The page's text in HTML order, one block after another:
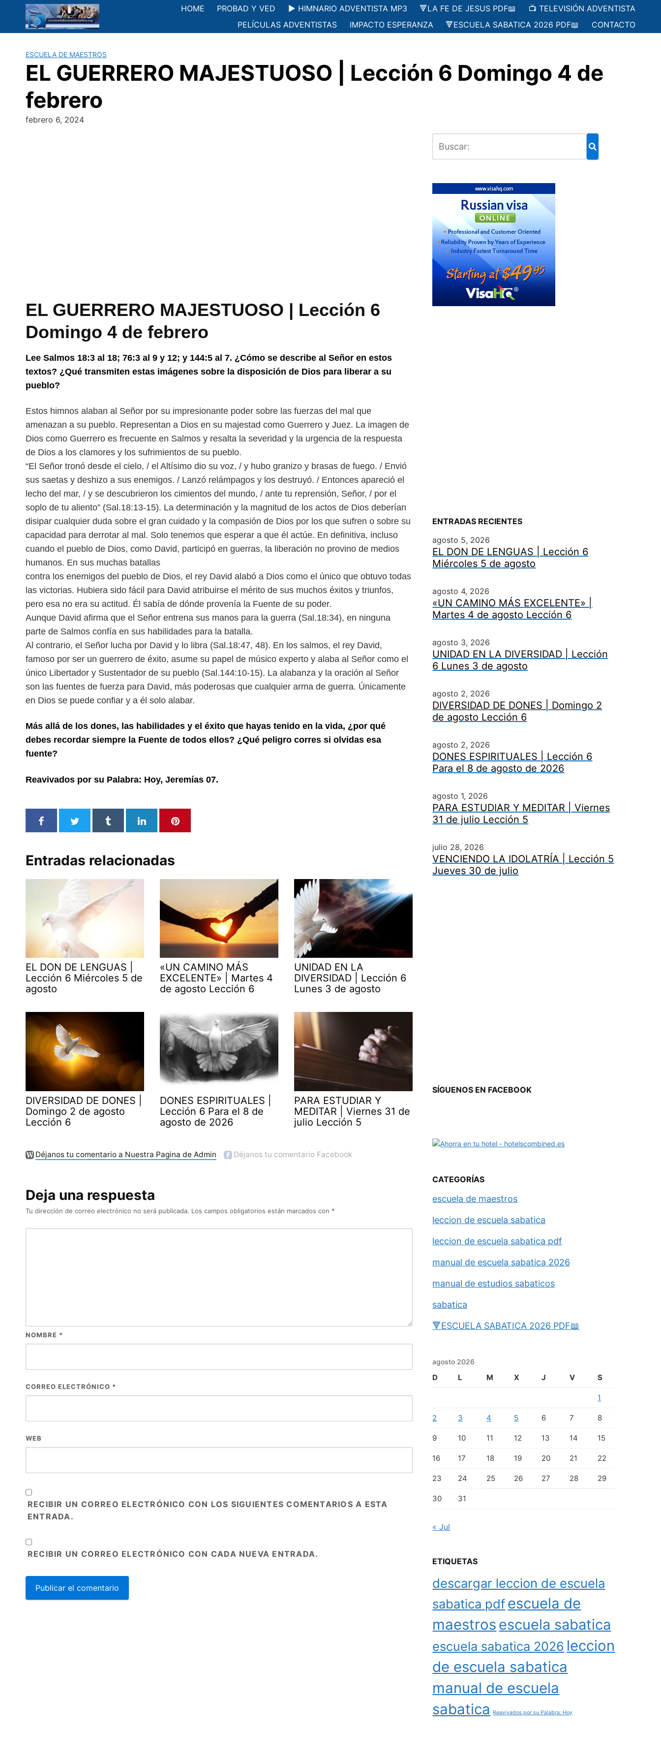
contenido
HOME PROBAD Y VED ▶️ HIMNARIO ADVENTISTA MP3 🔻LA FE DE JESUS PDF📖
📺 TELEVISIÓN ADVENTISTA
PELÍCULAS ADVENTISTAS
IMPACTO ESPERANZA 🔻ESCUELA SABATICA 2026 PDF📖 CONTACTO
ESCUELA DE MAESTROS
EL GUERRERO MAJESTUOSO | Lección 6 Domingo 4 de
febrero
febrero 6, 2024
EL GUERRERO MAJESTUOSO | Lección 6
Domingo 4 de febrero
Lee Salmos 18:3 al 18; 76:3 al 9 y 12; y 144:5 al 7. ¿Cómo se describe al Señor en estos
textos? ¿Qué transmiten estas imágenes sobre la disposición de Dios para liberar a su
pueblo?
Estos himnos alaban al Señor por su impresionante poder sobre las fuerzas del mal que
amenazan a su pueblo. Representan a Dios en su majestad como Guerrero y Juez. La imagen de
Dios como Guerrero es frecuente en Salmos y resalta la severidad y la urgencia de la respuesta
de Dios a los clamores y los sufrimientos de su pueblo.
“El Señor tronó desde el cielo, / el Altísimo dio su voz, / y hubo granizo y brasas de fuego. / Envió
sus saetas y deshizo a sus enemigos. / Lanzó relámpagos y los destruyó. / Entonces apareció el
lecho del mar, / y se descubrieron los cimientos del mundo, / ante tu reprensión, Señor, / por el
soplo de tu aliento” (Sal.18:13-15). La determinación y la magnitud de los actos de Dios deberían
disipar cual quier duda sobre el gran cuidado y la compasión de Dios por los que sufren o sobre su
capacidad para derrotar al mal. Solo tenemos que esperar a que él actúe. En definitiva, incluso
cuando el pueblo de Dios, como David, participó en guerras, la liberación no provino de medios
humanos. En sus muchas batallas
contra los enemigos del pueblo de Dios, el rey David alabó a Dios como el único que obtuvo todas
las victorias. Hubiera sido fácil para David atribuirse el mérito de sus muchos éxitos y triunfos,
pero esa no era su actitud. Él sabía de dónde provenía la Fuente de su poder.
Aunque David afirma que el Señor entrena sus manos para la guerra (Sal.18:34), en ninguna
parte de Salmos confía en sus habilidades para la batalla.
Al contrario, el Señor lucha por David y lo libra (Sal.18:47, 48). En los salmos, el rey David,
famoso por ser un guerrero de éxito, asume su papel de músico experto y alaba al Señor como el
único Libertador y Sustentador de su pueblo (Sal.144:10-15). La alabanza y la oración al Señor
son las fuentes de fuerza para David, más poderosas que cualquier arma de guerra. Únicamente
en Dios se puede confiar y a él solo alabar.
Más allá de los dones, las habilidades y el éxito que hayas tenido en la vida, ¿por qué
debes recordar siempre la Fuente de todos ellos? ¿Qué peligro corres si olvidas esa
fuente?
Reavivados por su Palabra: Hoy, Jeremías 07.
Entradas relacionadas
EL DON DE LENGUAS |
Lección 6 Miércoles 5 de
agosto
«UN CAMINO MÁS
EXCELENTE» | Martes 4
de agosto Lección 6
UNIDAD EN LA
DIVERSIDAD | Lección 6
Lunes 3 de agosto
DIVERSIDAD DE DONES |
Domingo 2 de agosto
Lección 6
DONES ESPIRITUALES |
Lección 6 Para el 8 de
agosto de 2026
PARA ESTUDIAR Y
MEDITAR | Viernes 31 de
julio Lección 5
Déjanos tu comentario a Nuestra Pagina de Admin Déjanos tu comentario Facebook
Deja una respuesta
Tu dirección de correo electrónico no será publicada. Los campos obligatorios están marcados con *
NOMBRE *
CORREO ELECTRÓNICO *
WEB
RECIBIR UN CORREO ELECTRÓNICO CON LOS SIGUIENTES COMENTARIOS A ESTA
ENTRADA.
RECIBIR UN CORREO ELECTRÓNICO CON CADA NUEVA ENTRADA.
ENTRADAS RECIENTES
agosto 5, 2026
EL DON DE LENGUAS | Lección 6
Miércoles 5 de agosto
agosto 4, 2026
«UN CAMINO MÁS EXCELENTE» |
Martes 4 de agosto Lección 6
agosto 3, 2026
UNIDAD EN LA DIVERSIDAD | Lección
6 Lunes 3 de agosto
agosto 2, 2026
DIVERSIDAD DE DONES | Domingo 2
de agosto Lección 6
agosto 2, 2026
DONES ESPIRITUALES | Lección 6
Para el 8 de agosto de 2026
agosto 1, 2026
PARA ESTUDIAR Y MEDITAR | Viernes
31 de julio Lección 5
julio 28, 2026
VENCIENDO LA IDOLATRÍA | Lección 5
Jueves 30 de julio
SÍGUENOS EN FACEBOOK
CATEGORÍAS
escuela de maestros
leccion de escuela sabatica
leccion de escuela sabatica pdf
manual de escuela sabatica 2026
manual de estudios sabaticos
sabatica
🔻ESCUELA SABATICA 2026 PDF📖
agosto 2026
D L M X J V S
1
2 3 4 5 6 7 8
9 10 11 12 13 14 15
16 17 18 19 20 21 22
23 24 25 26 27 28 29
30 31
« Jul
ETIQUETAS
descargar leccion de escuela
sabatica pdfescuela de
maestros escuela sabatica
escuela sabatica 2026 leccion
de escuela sabatica
manual de escuela
sabatica
Reavivados por su Palabra: Hoy